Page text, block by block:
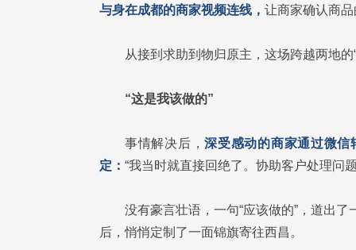
与身在成都的商家视频连线， 让商家确认商
从接到求助到物归原主，这场跨越两地
“这是我该做的”
事情解决后，深受感动的商家通过微信
定： “我当时就直接回绝了。协助客户处理问
没有豪言壮语，一句“应该做的”，道出
后，悄悄定制了一面锦旗寄往西昌。